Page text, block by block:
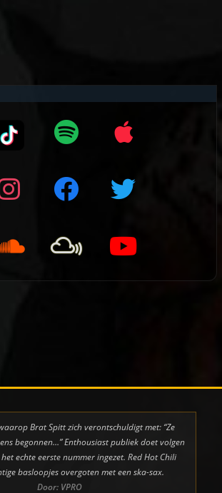
Brat Spitt zich verontschuldigt met: “Ze
begonnen…” Enthousiast publiek doet volgen
echte eerste nummer ingezet. Red Hot Chili
basloopjes overgoten met een ska-sax.
Door: VPRO